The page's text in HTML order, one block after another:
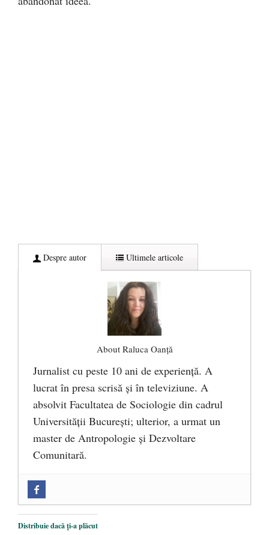
Despre autor Ultimele articole
About Raluca Oanță
Jurnalist cu peste 10 ani de experiență. A
lucrat în presa scrisă și în televiziune. A
absolvit Facultatea de Sociologie din cadrul
Universității București; ulterior, a urmat un
master de Antropologie și Dezvoltare
Comunitară.
Mănăstirea „Sfânta Ana” Rohia. Părintele
Nicolae Steinhardt, comemorat la 102 ani
Distribuie dacă ți-a plăcut